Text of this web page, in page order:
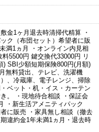
金1ヶ月退去時清掃代精算 ・
ク（布団セット）希望者に販
満1ヵ月 ・オンライン内見相
5500円 鍵交換代33000円 リ
) SBI少額短期保険800円(月額)
無料貸出、テレビ、洗濯機
）、冷蔵庫、電子レンジ、掃除
ベット・机・イス・カーテン
。 ・現地待合相談 ・保証会
・新生活アメニティパック
者に販売 ・家具無し相談（撤去
違約金1年未満1ヵ月・退去時